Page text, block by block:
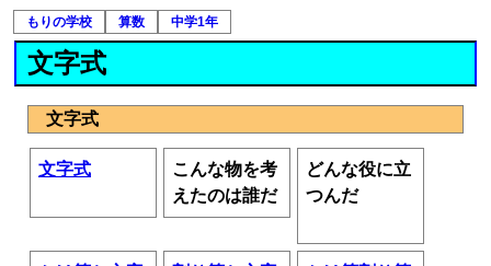
もりの学校 算数 中学1年
文字式
文字式
文字式
こんな物を考
えたのは誰だ
どんな役に立
つんだ